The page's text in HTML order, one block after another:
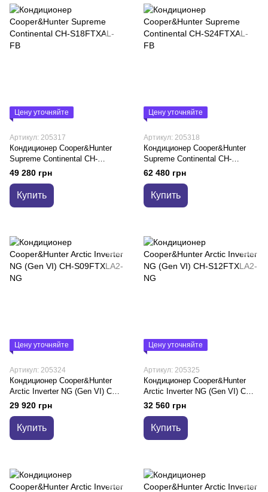
Цену уточняйте
Артикул: 205317
Кондиционер Cooper&Hunter
Supreme Continental CH-
S18FTXAL-FB
49 280 грн
Купить
Цену уточняйте
Артикул: 205318
Кондиционер Cooper&Hunter
Supreme Continental CH-
S24FTXAL-FB
62 480 грн
Купить
Цену уточняйте
Артикул: 205324
Кондиционер Cooper&Hunter
Arctic Inverter NG (Gen VI) CH-
S09FTXLA2-NG
29 920 грн
Купить
Цену уточняйте
Артикул: 205325
Кондиционер Cooper&Hunter
Arctic Inverter NG (Gen VI) CH-
S12FTXLA2-NG
32 560 грн
Купить